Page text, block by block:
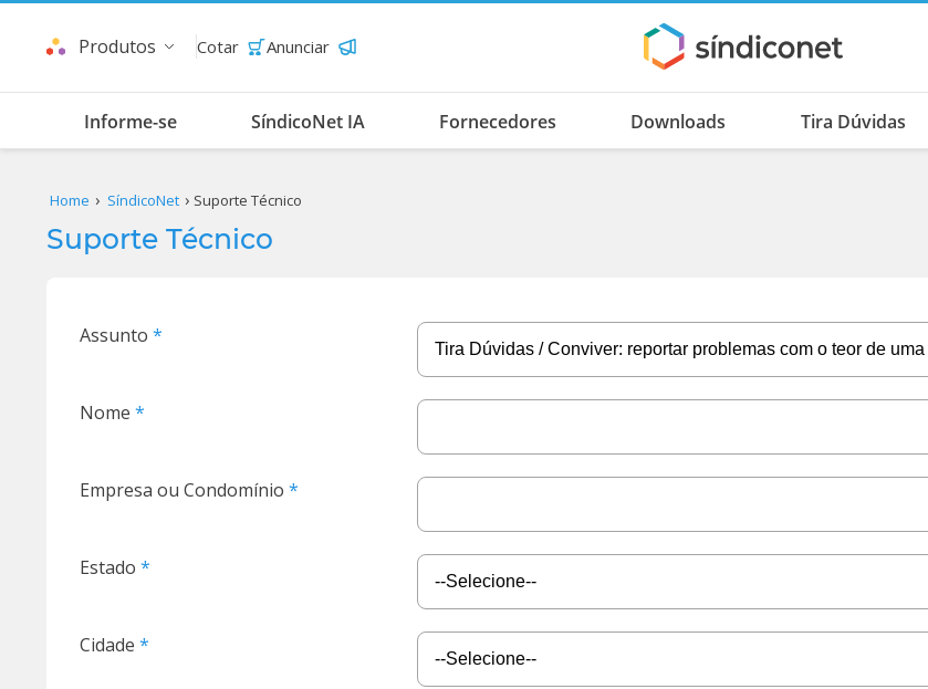
Produtos Cotar Anunciar
Informe-se SíndicoNet IA Fornecedores Downloads Tira Dúvidas
Home SíndicoNet Suporte Técnico
Suporte Técnico
Assunto
Nome
Empresa ou Condomínio
Estado
Cidade